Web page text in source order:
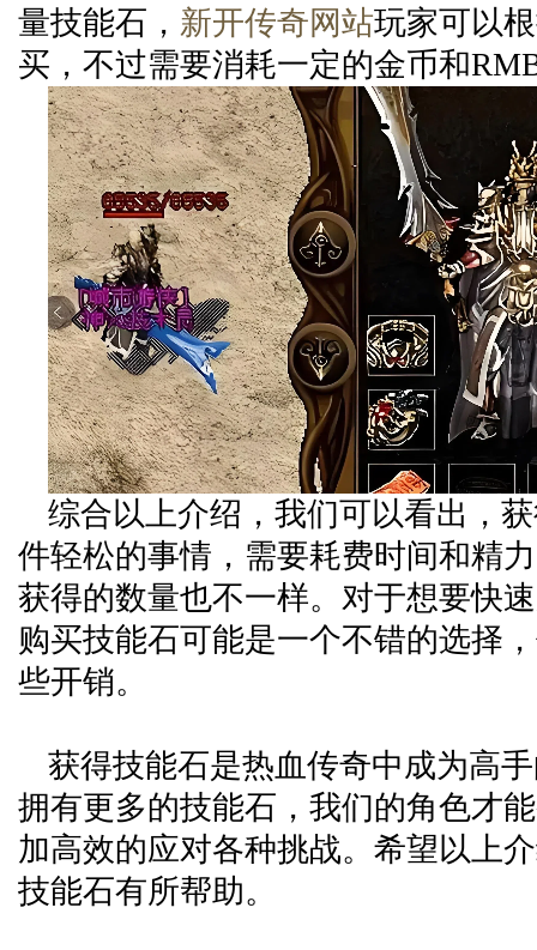
量技能石， 新开传奇网站玩家可以
买，不过需要消耗一定的金币和
综合以上介绍，我们可以看出，
件轻松的事情，需要耗费时间和精
获得的数量也不一样。对于想要快
购买技能石可能是一个不错的选择
些开销。
获得技能石是热血传奇中成为高
拥有更多的技能石，我们的角色才
加高效的应对各种挑战。希望以上
技能石有所帮助。